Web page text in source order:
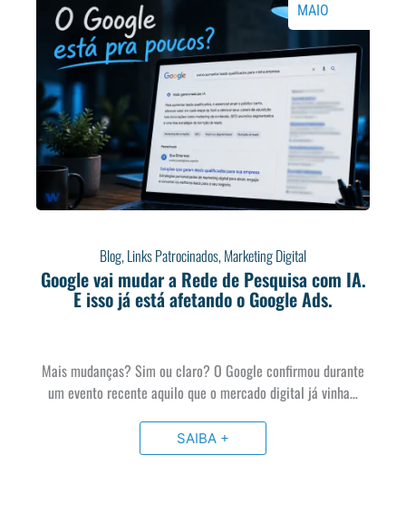
Blog,Links Patrocinados,Marketing Digital
Google vai mudar a Rede de Pesquisa com IA.
E isso já está afetando o Google Ads.
MAIO
Mais mudanças? Sim ou claro? O Google confirmou durante
um evento recente aquilo que o mercado digital já vinha…
SAIBA +